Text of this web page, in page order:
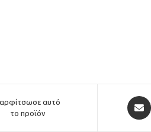
αυτό
το προϊόν
Opens
in